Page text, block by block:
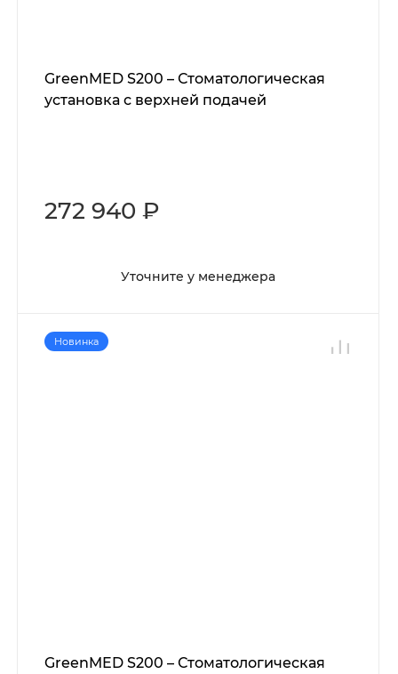
GreenMED S200 – Стоматологическая
установка с верхней подачей
272 940 ₽
Уточните у менеджера
Новинка
GreenMED S200 – Стоматологическая